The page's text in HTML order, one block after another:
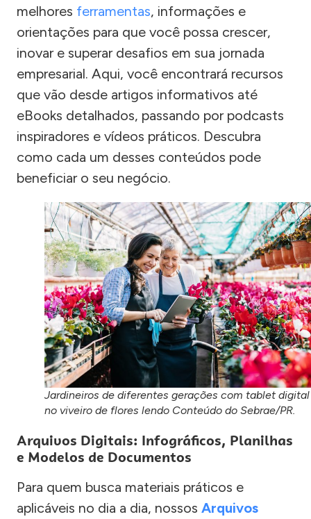
melhores ferramentas, informações e
orientações para que você possa crescer,
inovar e superar desafios em sua jornada
empresarial. Aqui, você encontrará recursos
que vão desde artigos informativos até
eBooks detalhados, passando por podcasts
inspiradores e vídeos práticos. Descubra
como cada um desses conteúdos pode
beneficiar o seu negócio.
Jardineiros de diferentes gerações com tablet digital
no viveiro de flores lendo Conteúdo do Sebrae/PR.
Arquivos Digitais: Infográficos, Planilhas
e Modelos de Documentos
Para quem busca materiais práticos e
aplicáveis no dia a dia, nossos Arquivos